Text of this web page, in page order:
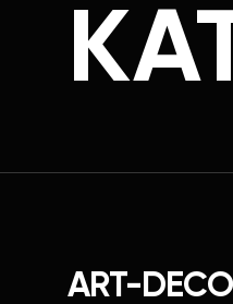
ART-